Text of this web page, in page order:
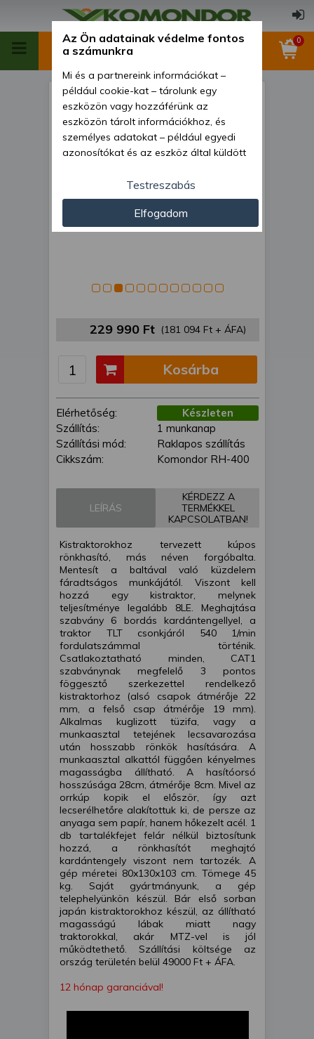
0
Rönkhasogató japán
kistraktorokhoz, Komondor
RH-400
229 990 Ft (181 094 Ft + ÁFA)
Elérhetőség:
Készleten
Szállítás:
1 munkanap
Szállítási mód:
Raklapos szállítás
Cikkszám:
Komondor RH-400
Kosárba
LEÍRÁS
KÉRDEZZ A
TERMÉKKEL
KAPCSOLATBAN!
Kistraktorokhoz tervezett kúpos
rönkhasító, más néven forgóbalta.
Mentesít a baltával való küzdelem
fáradtságos munkájától. Viszont kell
hozzá egy kistraktor, melynek
teljesítménye legalább 8LE. Meghajtása
szabvány 6 bordás kardántengellyel, a
traktor TLT csonkjáról 540 1/min
fordulatszámmal történik.
Csatlakoztatható minden, CAT1
szabványnak megfelelő 3 pontos
föggesztő szerkezettel rendelkező
kistraktorhoz (alsó csapok átmérője 22
mm, a felső csap átmérője 19 mm).
Alkalmas kuglizott tüzifa, vagy a
munkaasztal tetejének lecsavarozása
után hosszabb rönkök hasítására. A
munkaasztal alkattól függően kényelmes
magasságba állítható. A hasítóorsó
hosszúsága 28cm, átmérője 8cm. Mivel az
orrkúp kopik el először, így azt
lecserélhetőre alakítottuk ki, de persze az
anyaga sem papír, hanem hőkezelt acél. 1
db tartalékfejet felár nélkül biztosítunk
hozzá, a rönkhasítót meghajtó
kardántengely viszont nem tartozék. A
gép méretei 80x130x103 cm. Tömege 45
kg. Saját gyártmányunk, a gép
telephelyünkön készül. Bár első sorban
japán kistraktorokhoz készül, az állítható
magasságú lábak miatt nagy
traktorokkal, akár MTZ-vel is jól
működtethető. Szállítási költsége az
ország területén belül 49000 Ft + ÁFA.
12 hónap garanciával!
Az Ön adatainak védelme fontos
a számunkra
Mi és a partnereink információkat –
például cookie-kat – tárolunk egy
eszközön vagy hozzáférünk az
eszközön tárolt információkhoz, és
személyes adatokat – például egyedi
azonosítókat és az eszköz által küldött
személyre szabott hirdetések és
tartalom nyújtásához, hirdetés- és
tartalomméréshez, nézettségi adatok
gyűjtéséhez, valamint termékek
módszerrel szerzett pontos geolokációs
is felhasználhatunk. A megfelelő helyre
kattintva hozzájárulhat ahhoz, hogy mi
és a partnereink a fent leírtak szerint
adatkezelést végezzünk. Másik
lehetőségként a hozzájárulás
megadása vagy elutasítása előtt
részletesebb információkhoz juthat, és
megváltoztathatja beállításait. Felhívjuk
figyelmét, hogy személyes adatainak
bizonyos kezeléséhez nem feltétlenül
jogában áll tiltakozni az ilyen jellegű
adatkezelés ellen. A beállításai csak erre
a weboldalra érvényesek. Erre a
webhelyre visszatérve vagy az
adatvédelmi szabályzatunk segítségével
bármikor megváltoztathatja a
beállításait.
Testreszabás
Elfogadom